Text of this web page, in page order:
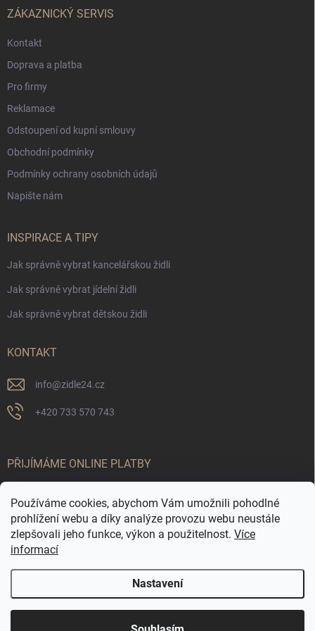
Používáme cookies, abychom Vám umožnili pohodlné
prohlížení webu a díky analýze provozu webu neustále
zlepšovali jeho funkce, výkon a použitelnost. Více
informací
Nastavení
ZÁKAZNICKÝ SERVIS
Kontakt
Doprava a platba
Pro firmy
Reklamace
Odstoupení od kupní smlouvy
Obchodní podmínky
Podmínky ochrany osobních údajů
Napište nám
INSPIRACE A TIPY
Jak správně vybrat kancelářskou židli
Jak správně vybrat jídelní židli
Jak správně vybrat dětskou židli
KONTAKT
info@zidle24.cz
+420 733 570 743
PŘIJÍMÁME ONLINE PLATBY
Židle24.cz . Všechna práva vyhrazena.